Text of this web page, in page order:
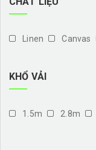
Linen Canvas
KHỔ VẢI
1.5m 2.8m